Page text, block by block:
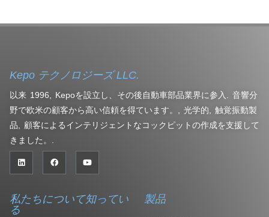
Kepo テクノロジーズ LLC.
以来 1996, Kepoを設立し、その後自動車部品業界に参入. 音響分
野で欧米の顧客から高い信頼を得ています。, 光学的, 触覚振動製
品, 顧客によるインテリジェントなコックピットの作成を支援して
きました。.
私たちについて知ってい
る
製品